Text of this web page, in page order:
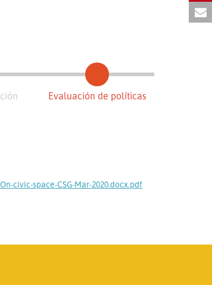
Evaluación de políticas
civic-space-CSG-Mar-2020.docx.pdf